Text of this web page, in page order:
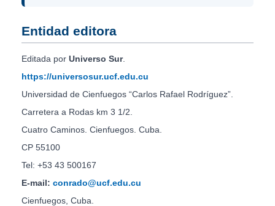
Entidad editora
Editada por Universo Sur.
https://universosur.ucf.edu.cu
Universidad de Cienfuegos “Carlos Rafael Rodríguez”.
Carretera a Rodas km 3 1/2.
Cuatro Caminos. Cienfuegos. Cuba.
CP 55100
Tel: +53 43 500167
E-mail: conrado@ucf.edu.cu
Cienfuegos, Cuba.